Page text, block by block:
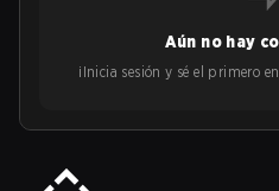
Aún no hay
¡Inicia sesión y sé el primero